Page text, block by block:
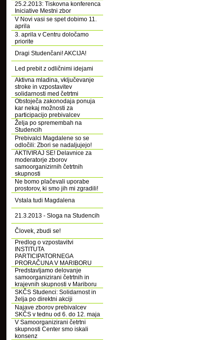
25.2.2013: Tiskovna konferenca
Iniciative Mestni zbor
V Novi vasi se spet dobimo 11.
aprila
3. aprila v Centru določamo
priorite
Dragi Studenčani! AKCIJA!
Led prebit z odličnimi idejami
Aktivna mladina, vključevanje
stroke in vzpostavitev
solidarnosti med četrtmi
Obstoječa zakonodaja ponuja
kar nekaj možnosti za
participacijo prebivalcev
Želja po spremembah na
Studencih
Prebivalci Magdalene so se
odločili: Zbori se nadaljujejo!
AKTIVIRAJ SE! Delavnice za
moderatorje zborov
samoorganizirnih četrtnih
skupnosti
Ne bomo plačevali uporabe
prostorov, ki smo jih mi zgradili!
Vstala tudi Magdalena
21.3.2013 - Sloga na Studencih
Človek, zbudi se!
Predlog o vzpostavitvi
INSTITUTA
PARTICIPATORNEGA
PRORAČUNA V MARIBORU
Predstavljamo delovanje
samoorganizirani četrtnih in
krajevnih skupnosti v Mariboru
SKČS Studenci: Solidarnost in
želja po direktni akciji
Najave zborov prebivalcev
SKČS v tednu od 6. do 12. maja
V Samoorganizirani četrtni
skupnosti Center smo iskali
konsenz